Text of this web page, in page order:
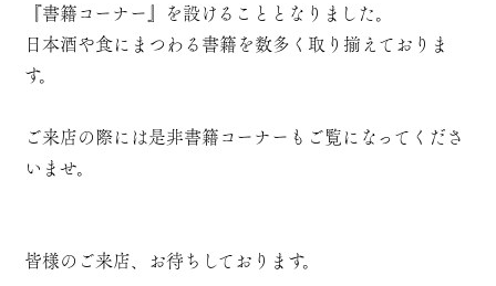
『書籍コーナー』を設けることとなりました。
日本酒や食にまつわる書籍を数多く取り揃えておりま
す。
ご来店の際には是非書籍コーナーもご覧になってくださ
いませ。
皆様のご来店、お待ちしております。